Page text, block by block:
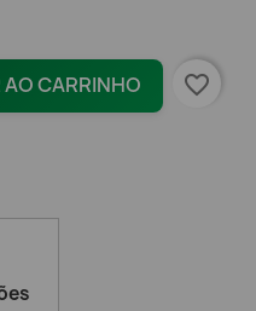
CARRINHO favorite_border